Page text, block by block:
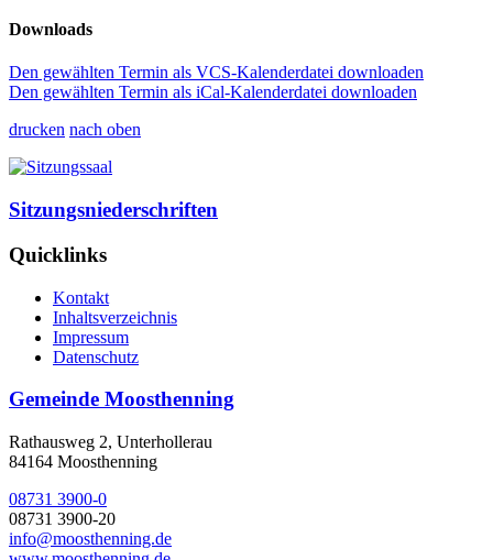
Downloads
Den gewählten Termin als VCS-Kalenderdatei downloaden
Den gewählten Termin als iCal-Kalenderdatei downloaden
drucken nach oben
Sitzungsniederschriften
Quicklinks
Kontakt
Inhaltsverzeichnis
Impressum
Datenschutz
Gemeinde Moosthenning
Rathausweg 2, Unterhollerau
84164 Moosthenning
08731 3900-0
08731 3900-20
info@moosthenning.de